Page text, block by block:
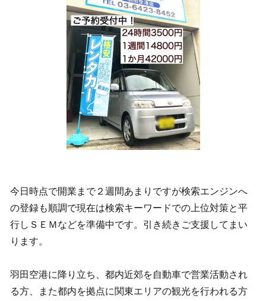
今日時点で開業まで２週間あまりですが検索エンジンへ
の登録も順調で現在は検索キーワードでの上位対策と平
行しＳＥＭなどを準備中です。引き続きご支援してまい
ります。
羽田空港に降り立ち、都内近郊を自動車で営業活動され
る方、また都内を拠点に関東エリアの観光を行われる方